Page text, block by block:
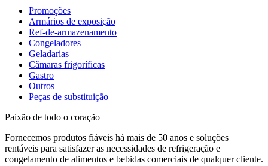
Promoções
Armários de exposição
Ref-de-armazenamento
Congeladores
Geladarias
Câmaras frigoríficas
Gastro
Outros
Peças de substituição
Paixão de todo o coração
Fornecemos produtos fiáveis há mais de 50 anos e soluções
rentáveis para satisfazer as necessidades de refrigeração e
congelamento de alimentos e bebidas comerciais de qualquer cliente.